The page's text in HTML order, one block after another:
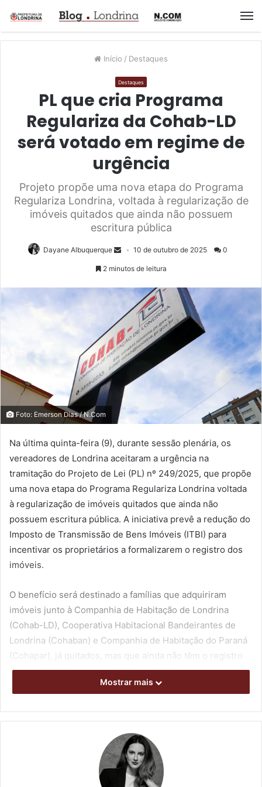
Início / Destaques
Destaques
PL que cria Programa
Regulariza da Cohab-LD
será votado em regime de
urgência
Projeto propõe uma nova etapa do Programa
Regulariza Londrina, voltada à regularização de
imóveis quitados que ainda não possuem
escritura pública
Dayane Albuquerque 10 de outubro de 2025 0
2 minutos de leitura
Foto: Emerson Dias / N.Com
Na última quinta-feira (9), durante sessão plenária, os
vereadores de Londrina aceitaram a urgência na
tramitação do Projeto de Lei (PL) nº 249/2025, que propõe
uma nova etapa do Programa Regulariza Londrina voltada
à regularização de imóveis quitados que ainda não
possuem escritura pública. A iniciativa prevê a redução do
Imposto de Transmissão de Bens Imóveis (ITBI) para
incentivar os proprietários a formalizarem o registro dos
imóveis.
O benefício será destinado a famílias que adquiriram
imóveis junto à Companhia de Habitação de Londrina
(Cohab-LD), Cooperativa Habitacional Bandeirantes de
Londrina (Cohaban) e Companhia de Habitação do Paraná
(Cohapar), já quitados, mas que ainda não têm o registro
em cartório. Esses proprietários poderão contar com
alíquotas menores de ITBI, conforme o prazo de
Pela proposta, o imposto será de 0,5% para escrituras
lavradas até 31 de dezembro de 2026 e de 1% para
aquelas feitas entre 1º de janeiro e 31 de dezembro de
2027. A ideia é oferecer um desconto escalonado, dando
Mostrar mais